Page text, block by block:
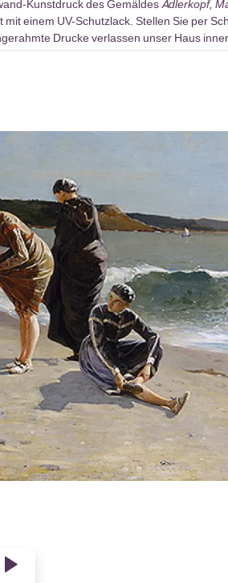
Kunstdruck des GemäldesAdlerkopf,
einem UV-Schutzlack. Stellen Sie per
Drucke verlassen unser Haus